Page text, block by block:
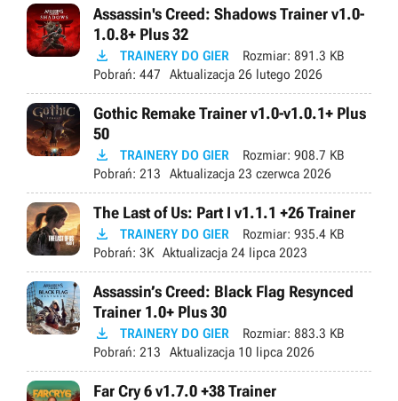
Assassin's Creed: Shadows Trainer v1.0-
1.0.8+ Plus 32
 TRAINERY DO GIER Rozmiar: 891.3 KB
Pobrań: 447 Aktualizacja 26 lutego 2026
Gothic Remake Trainer v1.0-v1.0.1+ Plus
50
 TRAINERY DO GIER Rozmiar: 908.7 KB
Pobrań: 213 Aktualizacja 23 czerwca 2026
The Last of Us: Part I v1.1.1 +26 Trainer
 TRAINERY DO GIER Rozmiar: 935.4 KB
Pobrań: 3K Aktualizacja 24 lipca 2023
Assassin’s Creed: Black Flag Resynced
Trainer 1.0+ Plus 30
 TRAINERY DO GIER Rozmiar: 883.3 KB
Pobrań: 213 Aktualizacja 10 lipca 2026
Far Cry 6 v1.7.0 +38 Trainer